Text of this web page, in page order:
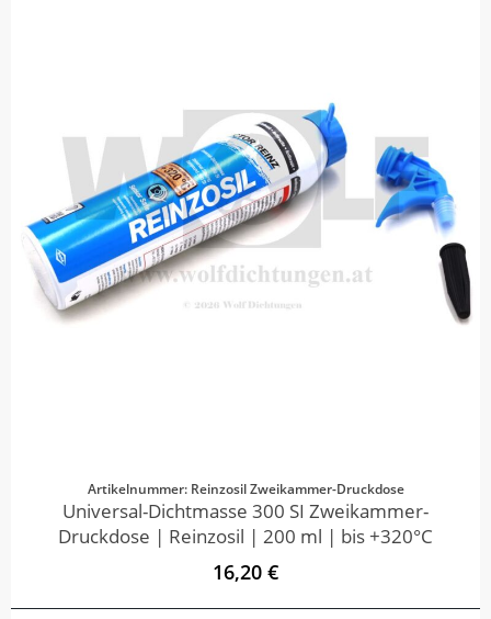
Artikelnummer: Reinzosil Zweikammer-Druckdose
Universal-Dichtmasse 300 SI Zweikammer-
Druckdose | Reinzosil | 200 ml | bis +320°C
16,20 €